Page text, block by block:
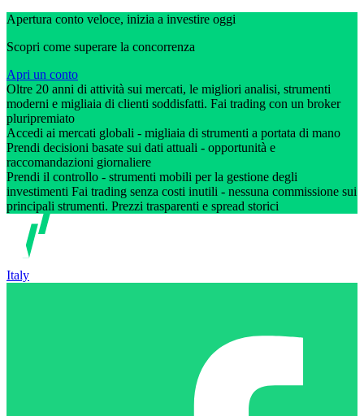
Apertura conto veloce, inizia a investire oggi
Scopri come superare la concorrenza
Apri un conto
Oltre 20 anni di attività sui mercati, le migliori analisi, strumenti
moderni e migliaia di clienti soddisfatti. Fai trading con un broker
pluripremiato
Accedi ai mercati globali - migliaia di strumenti a portata di mano
Prendi decisioni basate sui dati attuali - opportunità e
raccomandazioni giornaliere
Prendi il controllo - strumenti mobili per la gestione degli
investimenti Fai trading senza costi inutili - nessuna commissione sui
principali strumenti. Prezzi trasparenti e spread storici
Italy